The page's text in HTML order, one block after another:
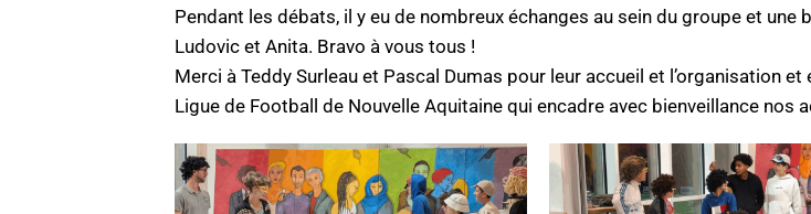
Pendant les débats, il y eu de nombreux échanges au sein du groupe et
Ludovic et Anita. Bravo à vous tous !
Merci à Teddy Surleau et Pascal Dumas pour leur accueil et l’organisation
Ligue de Football de Nouvelle Aquitaine qui encadre avec bienveillance nos